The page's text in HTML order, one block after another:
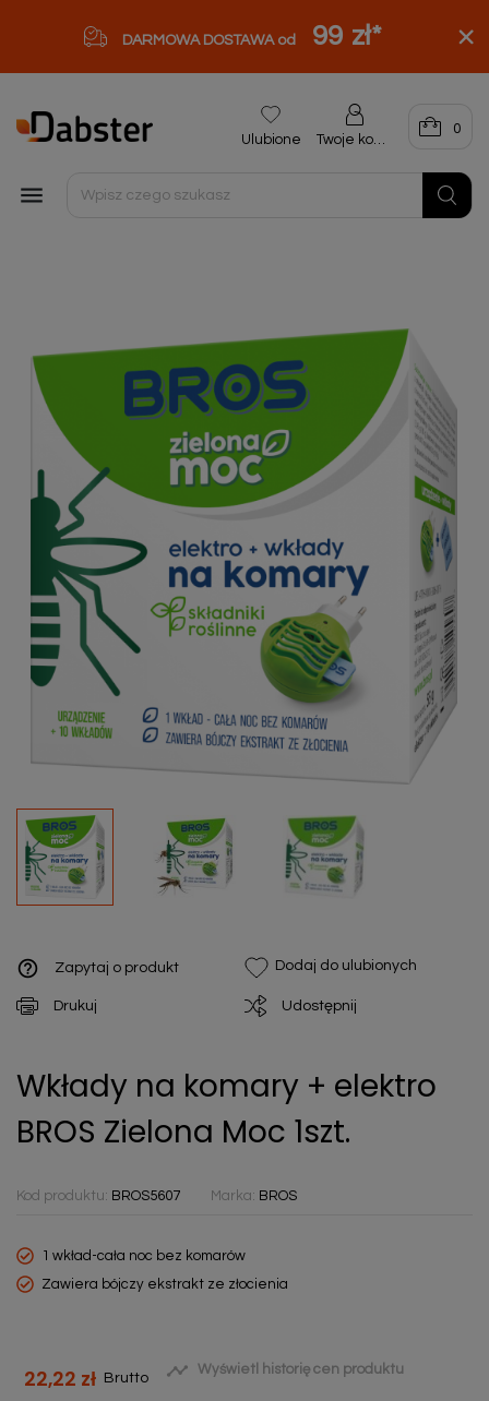
DARMOWA DOSTAWA od 99 zł*

Ulubione Twoje konto
0
help_outline Zapytaj o produkt Dodaj do ulubionych
Drukuj Udostępnij
Wkłady na komary + elektro
BROS Zielona Moc 1szt.
Kod produktu: BROS5607 Marka: BROS
1 wkład-cała noc bez komarów
Zawiera bójczy ekstrakt ze złocienia
22,22 zł Brutto  Wyświetl historię cen produktu